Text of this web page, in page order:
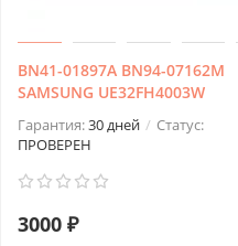
BN41-01897A BN94-07162M
SAMSUNG UE32FH4003W
Гарантия:30 дней
Статус:
ПРОВЕРЕН
3000 ₽